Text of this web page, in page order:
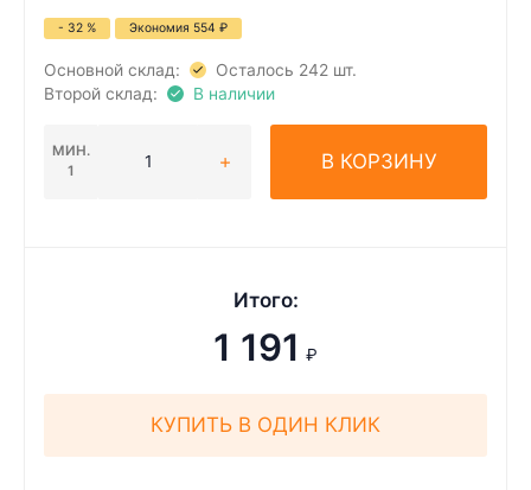
- 32 % Экономия 554 ₽
Основной склад:
Осталось 242 шт.
Второй склад:
В наличии
МИН.
1
В КОРЗИНУ
Итого:
1 191 ₽
КУПИТЬ В ОДИН КЛИК